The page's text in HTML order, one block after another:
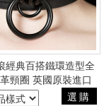
經典百搭鐵環造型全
頸圈 英國原裝進口
副牌Kihilist選購